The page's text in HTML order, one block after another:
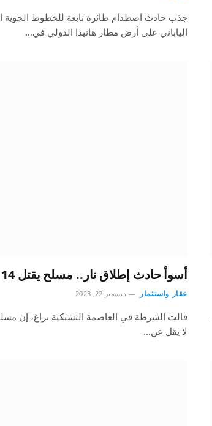
جذب حادث اصطدام طائرة تابعة للخطوط الجوية
الياباني على أرض مطار هانيدا الدولي في…
أسوأ حادث إطلاق نار.. مسلح يقتل 14 شخصًا في جامعة بالتشيك
عقار واستثمار ديسمبر 22, 2023
لا يقل عن…